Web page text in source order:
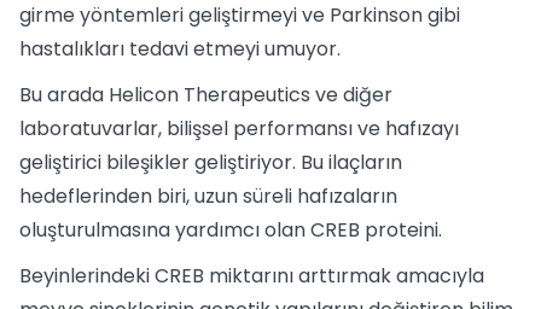
girme yöntemleri geliştirmeyi ve Parkinson gibi
hastalıkları tedavi etmeyi umuyor.
Bu arada Helicon Therapeutics ve diğer
laboratuvarlar, bilişsel performansı ve hafızayı
geliştirici bileşikler geliştiriyor. Bu ilaçların
hedeflerinden biri, uzun süreli hafızaların
oluşturulmasına yardımcı olan CREB proteini.
Beyinlerindeki CREB miktarını arttırmak amacıyla